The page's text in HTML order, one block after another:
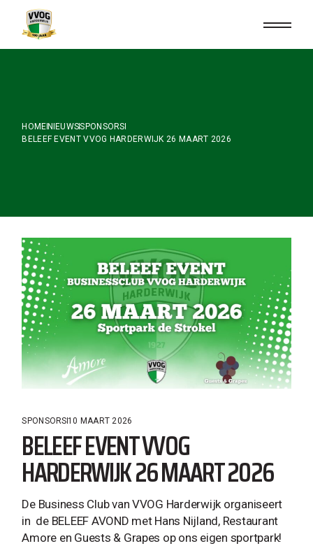
content
HOME NIEUWSSPONSORS
BELEEF EVENT VVOG HARDERWIJK 26 MAART 2026
SPONSORS 10 MAART 2026
BELEEF EVENT VVOG
HARDERWIJK 26 MAART 2026
De Business Club van VVOG Harderwijk organiseert
in de BELEEF AVOND met Hans Nijland, Restaurant
Amore en Guests & Grapes op ons eigen sportpark!